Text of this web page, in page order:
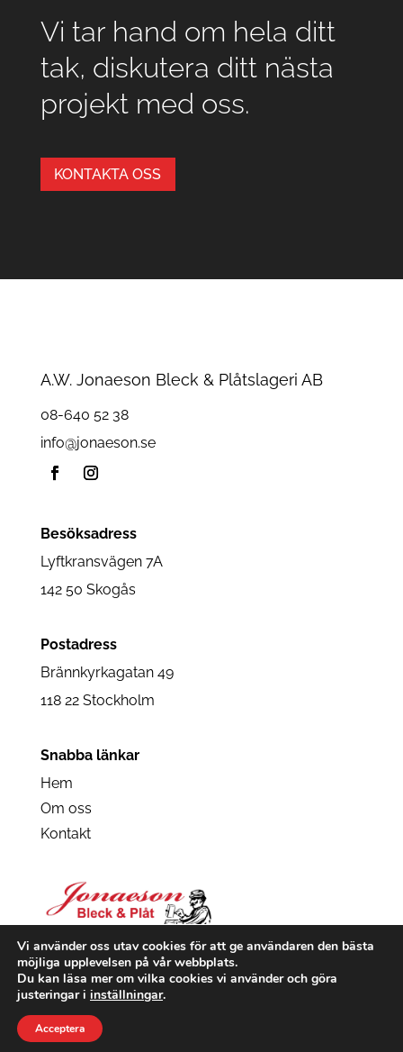
Vi tar hand om hela ditt
tak, diskutera ditt nästa
projekt med oss.
KONTAKTA OSS
A.W. Jonaeson Bleck & Plåtslageri AB
08-640 52 38
info@jonaeson.se
Besöksadress
Lyftkransvägen 7A
142 50 Skogås
Postadress
Brännkyrkagatan 49
118 22 Stockholm
Snabba länkar
Hem
Om oss
Kontakt
Vi använder oss utav cookies för att ge användaren den bästa
möjliga upplevelsen på vår webbplats.
Du kan läsa mer om vilka cookies vi använder och göra
justeringar i inställningar.
Acceptera